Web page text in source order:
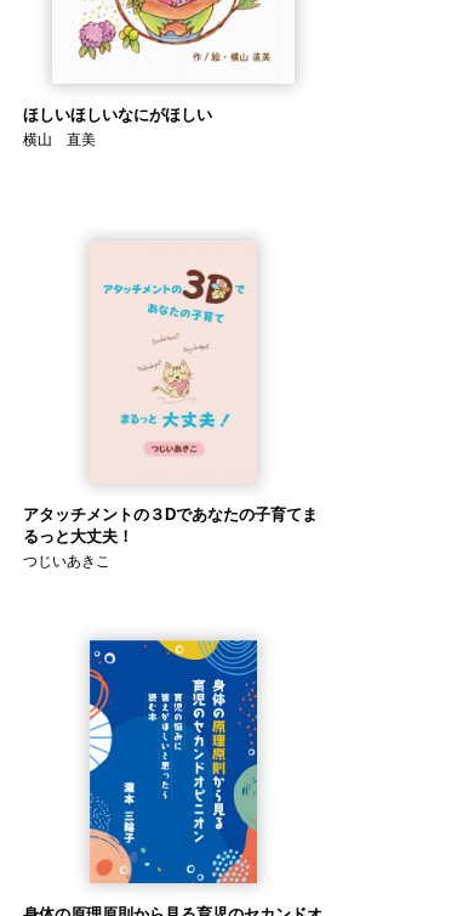
ほしいほしいなにがほしい
横山 直美
アタッチメントの３Dであなたの子育てま
るっと大丈夫！
つじいあきこ